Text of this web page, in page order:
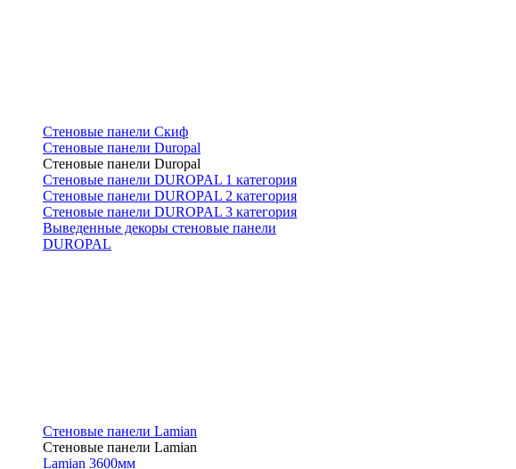
Стеновые панели Скиф
Стеновые панели Duropal
Стеновые панели Duropal
Стеновые панели DUROPAL 1 категория
Стеновые панели DUROPAL 2 категория
Стеновые панели DUROPAL 3 категория
Выведенные декоры стеновые панели
DUROPAL
Стеновые панели Lamian
Стеновые панели Lamian
Lamian 3600мм